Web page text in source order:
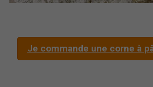
Je commande une corne à